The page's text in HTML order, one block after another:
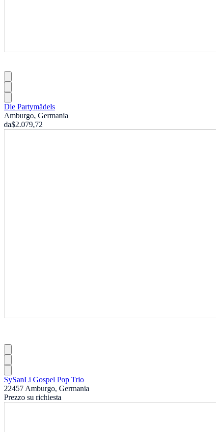
Die Partymädels
Amburgo, Germania
da$2.079,72
SySanLi Gospel Pop Trio
22457 Amburgo, Germania
Prezzo su richiesta